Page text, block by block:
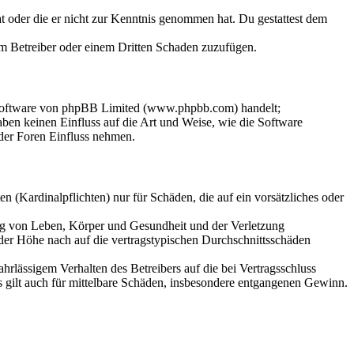
die er nicht zur Kenntnis genommen hat. Du gestattest dem
Betreiber oder einem Dritten Schaden zuzufügen.
von phpBB Limited (www.phpbb.com) handelt;
keinen Einfluss auf die Art und Weise, wie die Software
Foren Einfluss nehmen.
(Kardinalpflichten) nur für Schäden, die auf ein vorsätzliches oder
von Leben, Körper und Gesundheit und der Verletzung
Höhe nach auf die vertragstypischen Durchschnittsschäden
Verhalten des Betreibers auf die bei Vertragsschluss
auch für mittelbare Schäden, insbesondere entgangenen Gewinn.